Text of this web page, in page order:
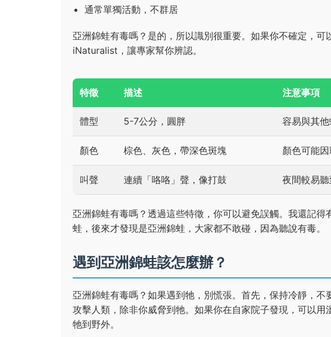
通常單獨活動，不群居
亞洲錦蛙有毒嗎？是的，所以識別很重要。如果你不確定，可
iNaturalist，讓專家幫你辨認。
特徵 描述 注意事項
體型 5-7公分，圓胖 容易與其
顏色 棕色、灰色，帶深色斑塊 顏色可能
叫聲 連續「咯咯」聲，像打鼓 夜間較易聽
亞洲錦蛙有毒嗎？透過這些特徵，你可以避免誤觸。我還記
蛙，後來才發現是亞洲錦蛙，大家都不敢碰，因為聽說有毒。
遇到亞洲錦蛙該怎麼辦？
亞洲錦蛙有毒嗎？如果遇到牠，別慌張。首先，保持冷靜，
攻擊人類，除非你威脅到牠。如果你在自家院子發現，可以
牠到野外。